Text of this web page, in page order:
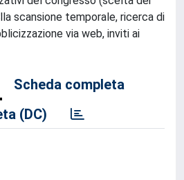
scansione temporale, ricerca di
via web, inviti ai
Scheda completa
(DC)